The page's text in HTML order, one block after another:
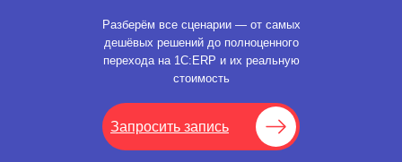
Разберём все сценарии — от самых
дешёвых решений до полноценного
перехода на 1С:ERP и их реальную
стоимость
Запросить запись